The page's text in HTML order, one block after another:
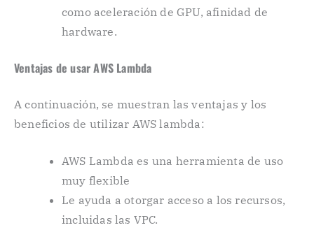
como aceleración de GPU, afinidad de
hardware.
Ventajas de usar AWS Lambda
A continuación, se muestran las ventajas y los
beneficios de utilizar AWS lambda:
AWS Lambda es una herramienta de uso
muy flexible
Le ayuda a otorgar acceso a los recursos,
incluidas las VPC.